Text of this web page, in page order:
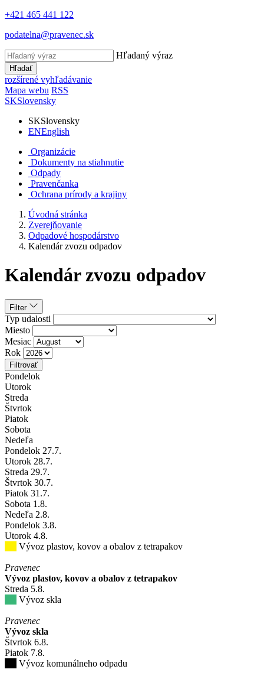
+421 465 441 122
podatelna@pravenec.sk
Hľadaný výraz
Hľadať
rozšírené vyhľadávanie
Mapa webu RSS
SKSlovensky
SKSlovensky
ENEnglish
Organizácie
Dokumenty na stiahnutie
Odpady
Pravenčanka
Ochrana prírody a krajiny
Úvodná stránka
Zverejňovanie
Odpadové hospodárstvo
Kalendár zvozu odpadov
Kalendár zvozu odpadov
Filter
Typ udalosti
Miesto
Mesiac
Rok
Filtrovať
Pondelok
Utorok
Streda
Štvrtok
Piatok
Sobota
Nedeľa
Pondelok 27.7.
Utorok 28.7.
Streda 29.7.
Štvrtok 30.7.
Piatok 31 .7.
Sobota 1 .8.
Nedeľa 2.8.
Pondelok 3.8.
Utorok 4.8.
Vývoz plastov, kovov a obalov z tetrapakov
Pravenec
Vývoz plastov, kovov a obalov z tetrapakov
Streda 5.8.
Vývoz skla
Pravenec
Vývoz skla
Štvrtok 6.8.
Piatok 7.8.
Vývoz komunálneho odpadu